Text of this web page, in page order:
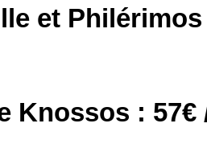
et Philérimos
Knossos : 57€